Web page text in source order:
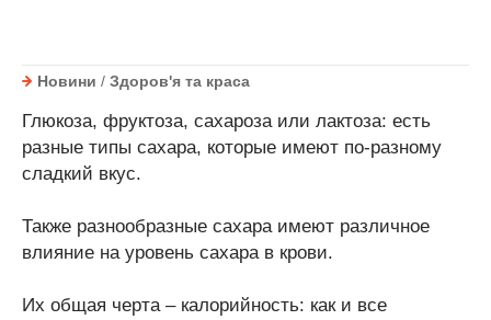
Новини / Здоров'я та краса
Глюкоза, фруктоза, сахароза или лактоза: есть
разные типы сахара, которые имеют по-разному
сладкий вкус.
Также разнообразные сахара имеют различное
влияние на уровень сахара в крови.
Их общая черта – калорийность: как и все